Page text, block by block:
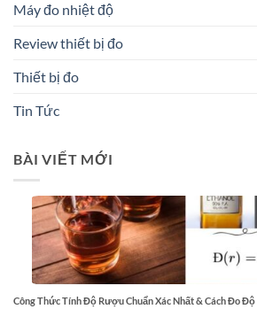
Máy đo nhiệt độ
Review thiết bị đo
Thiết bị đo
Tin Tức
BÀI VIẾT MỚI
Công Thức Tính Độ Rượu Chuẩn Xác Nhất & Cách Đo Độ